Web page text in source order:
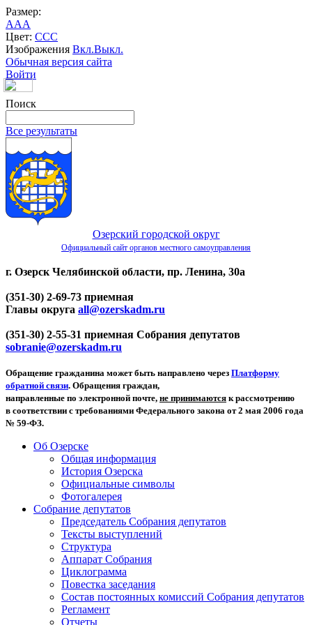
Размер:
AAA
Цвет: CCC
Изображения Вкл.Выкл.
Обычная версия сайта
Войти
Поиск
Все результаты
Озерский городской округ
Официальный сайт органов местного самоуправления
г. Озерск Челябинской области, пр. Ленина, 30а
(351-30) 2-69-73 приемная
Главы округа all@ozerskadm.ru
(351-30) 2-55-31 приемная Собрания депутатов
sobranie@ozerskadm.ru
Обращение гражданина может быть направлено через Платформу
обратной связи. Обращения граждан,
направленные по электронной почте, не принимаются к рассмотрению
в соответствии с требованиями Федерального закона от 2 мая 2006 года
№ 59-ФЗ.
Об Озерске
Общая информация
История Озерска
Официальные символы
Фотогалерея
Собрание депутатов
Председатель Собрания депутатов
Тексты выступлений
Структура
Аппарат Собрания
Циклограмма
Повестка заседания
Состав постоянных комиссий Собрания депутатов
Регламент
Отчеты